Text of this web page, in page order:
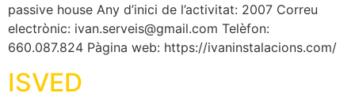
passive house Any d’inici de l’activitat: 2007 Correu
electrònic: ivan.serveis@gmail.com Telèfon:
660.087.824 Pàgina web: https://ivaninstalacions.com/
ISVED